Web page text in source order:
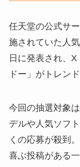
任天堂の公式サ
施されていた人
日に発表され、
ドー」がトレン
今回の抽選対象
デルや人気ソフ
くの応募が殺到
喜ぶ投稿がある